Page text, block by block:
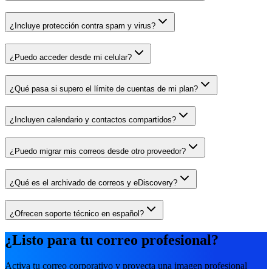
¿Incluye protección contra spam y virus?
¿Puedo acceder desde mi celular?
¿Qué pasa si supero el límite de cuentas de mi plan?
¿Incluyen calendario y contactos compartidos?
¿Puedo migrar mis correos desde otro proveedor?
¿Qué es el archivado de correos y eDiscovery?
¿Ofrecen soporte técnico en español?
¿Listo para tu correo profesional?
Activa tu correo corporativo y proyecta una imagen profesional